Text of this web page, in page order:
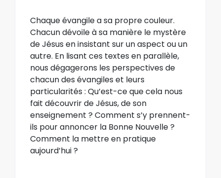
Chaque évangile a sa propre couleur.
Chacun dévoile à sa manière le mystère
de Jésus en insistant sur un aspect ou un
autre. En lisant ces textes en parallèle,
nous dégagerons les perspectives de
chacun des évangiles et leurs
particularités : Qu’est-ce que cela nous
fait découvrir de Jésus, de son
enseignement ? Comment s’y prennent-
ils pour annoncer la Bonne Nouvelle ?
Comment la mettre en pratique
aujourd’hui ?